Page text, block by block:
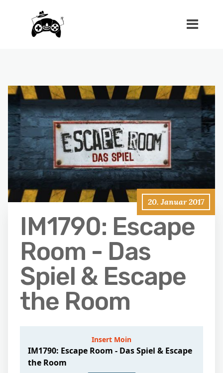
20. Januar 2017
IM1790: Escape
Room - Das
Spiel & Escape
the Room